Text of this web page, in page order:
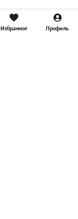
Избранное Профиль